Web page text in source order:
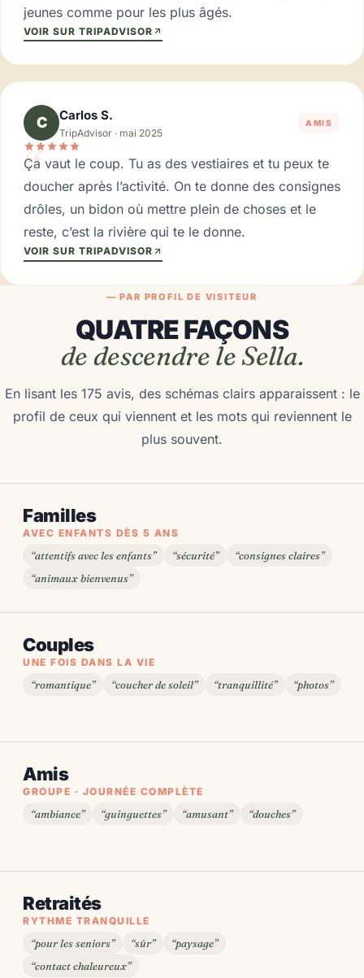
jeunes comme pour les plus âgés.
VOIR SUR TRIPADVISOR
C Carlos S.
TripAdvisor · mai 2025
AMIS
“
Ça vaut le coup. Tu as des vestiaires et tu peux te
doucher après l’activité. On te donne des consignes
drôles, un bidon où mettre plein de choses et le
reste, c’est la rivière qui te le donne.
VOIR SUR TRIPADVISOR
— PAR PROFIL DE VISITEUR
QUATRE FAÇONS
de descendre le Sella.
En lisant les 175 avis, des schémas clairs apparaissent : le
profil de ceux qui viennent et les mots qui reviennent le
plus souvent.
Familles
AVEC ENFANTS DÈS 5 ANS
“attentifs avec les enfants” “sécurité”
“consignes claires”
“animaux bienvenus”
Couples
UNE FOIS DANS LA VIE
“romantique” “coucher de soleil” “tranquillité” “photos”
Amis
GROUPE · JOURNÉE COMPLÈTE
“ambiance” “guinguettes” “amusant” “douches”
Retraités
RYTHME TRANQUILLE
“pour les seniors” “sûr”
“paysage”
“contact chaleureux”